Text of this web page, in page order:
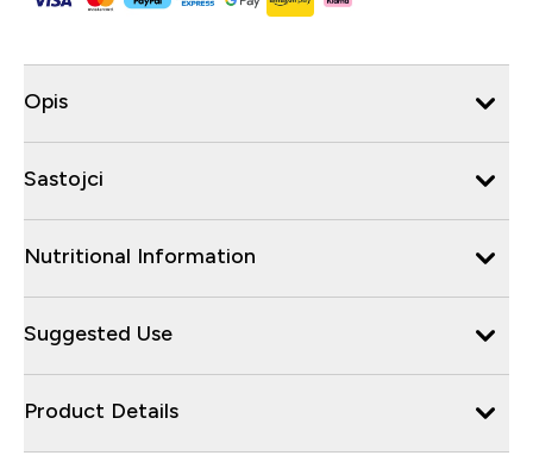
Opis
Sastojci
Nutritional Information
Suggested Use
Product Details